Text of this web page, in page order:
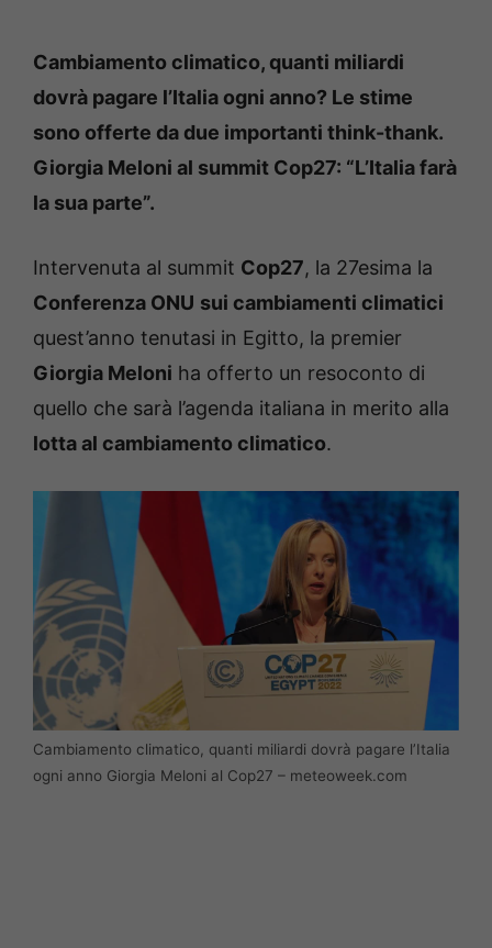
Cambiamento climatico, quanti miliardi
dovrà pagare l’Italia ogni anno? Le stime
sono offerte da due importanti think-thank.
Giorgia Meloni al summit Cop27: “L’Italia farà
la sua parte”.
Intervenuta al summit Cop27, la 27esima la
Conferenza ONU sui cambiamenti climatici
quest’anno tenutasi in Egitto, la premier
Giorgia Meloni ha offerto un resoconto di
quello che sarà l’agenda italiana in merito alla
lotta al cambiamento climatico.
Cambiamento climatico, quanti miliardi dovrà pagare l’Italia
ogni anno Giorgia Meloni al Cop27 – meteoweek.com